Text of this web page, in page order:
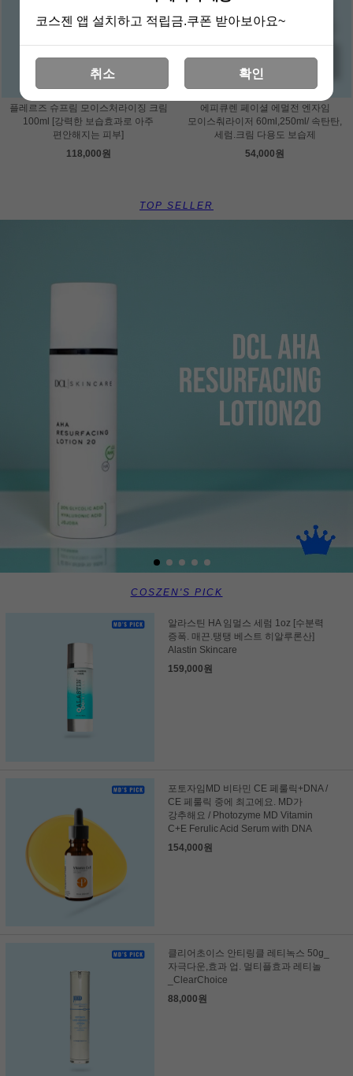
플레르즈 슈프림 모이스처라이징 크림
100ml [강력한 보습효과로 아주
편안해지는 피부]
118,000원
에피큐렌 페이셜 에멀전 엔자임
모이스춰라이저 60ml,250ml/ 속탄탄,
세럼.크림 다용도 보습제
54,000원
TOP SELLER
COSZEN'S PICK
알라스틴 HA 임멀스 세럼 1oz [수분력
증폭. 매끈.탱탱 베스트 히알루론산]
Alastin Skincare
159,000원
포토자임MD 비타민 CE 페룰릭+DNA /
CE 페룰릭 중에 최고에요. MD가
강추해요 / Photozyme MD Vitamin
C+E Ferulic Acid Serum with DNA
154,000원
클리어초이스 안티링클 레티녹스 50g_
자극다운,효과 업. 멀티플효과 레티놀
_ClearChoice
88,000원
코스젠 앱 설치하고 적립금.쿠폰 받아보아요~
취소 확인